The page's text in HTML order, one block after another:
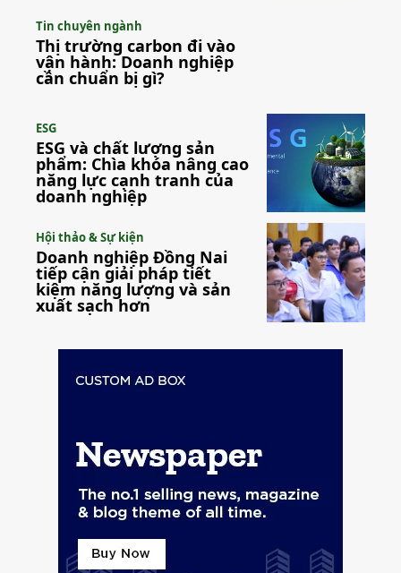
Tin chuyên ngành
Thị trường carbon đi vào
vận hành: Doanh nghiệp
cần chuẩn bị gì?
ESG
ESG và chất lượng sản
phẩm: Chìa khóa nâng cao
năng lực cạnh tranh của
doanh nghiệp
Hội thảo & Sự kiện
Doanh nghiệp Đồng Nai
tiếp cận giải pháp tiết
kiệm năng lượng và sản
xuất sạch hơn